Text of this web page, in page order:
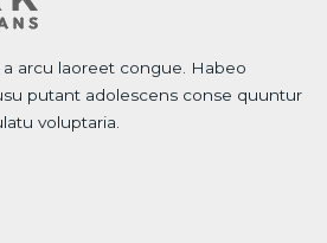
arcu laoreet congue. Habeo
putant adolescens conse quuntur
voluptaria.